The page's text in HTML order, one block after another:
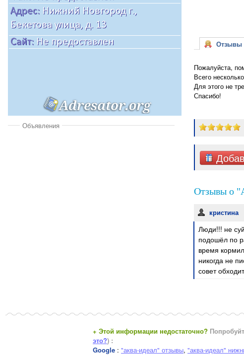
Объявления
Отзывы
Пожалуйста,
Всего
Для этого не
Спасибо!
Отзывы о
кристина
Люди!!! не
подошёл по
время
никогда не
совет
+ Этой информации недостаточно?
это?) :
Google : "аква-идеал" отзывы, "аква-идеал"